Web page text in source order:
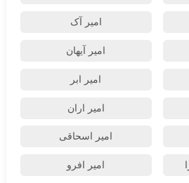
امیر آک
امیر آیهان
امیر ابر
امیر اران
امیر اسحاقی
امیر افرو